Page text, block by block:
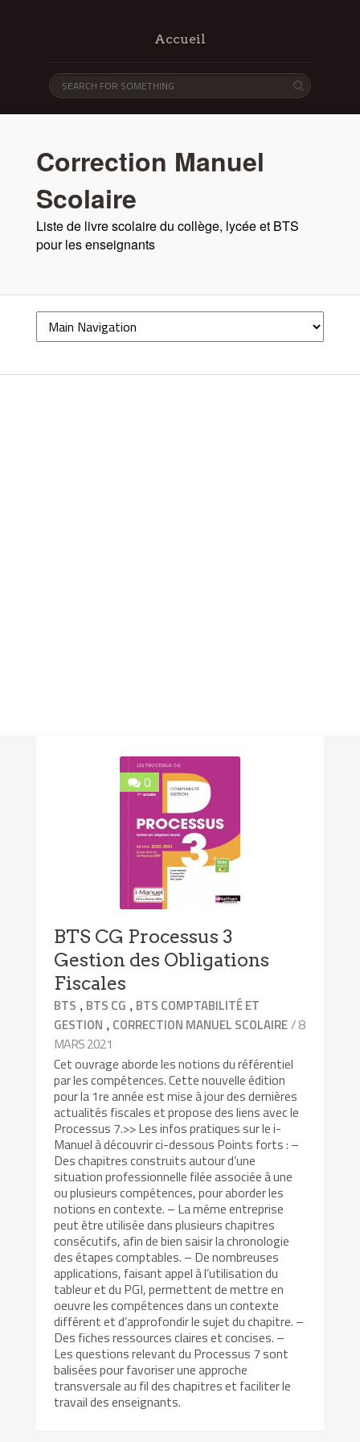
Accueil
Correction Manuel
Scolaire
Liste de livre scolaire du collège, lycée et BTS
pour les enseignants
0
BTS CG Processus 3
Gestion des Obligations
Fiscales
BTS , BTS CG , BTS COMPTABILITÉ ET
GESTION , CORRECTION MANUEL SCOLAIRE/ 8
MARS 2021
Cet ouvrage aborde les notions du référentiel
par les compétences. Cette nouvelle édition
pour la 1re année est mise à jour des dernières
actualités fiscales et propose des liens avec le
Processus 7.>> Les infos pratiques sur le i-
Manuel à découvrir ci-dessous Points forts : –
Des chapitres construits autour d’une
situation professionnelle filée associée à une
ou plusieurs compétences, pour aborder les
notions en contexte. – La même entreprise
peut être utilisée dans plusieurs chapitres
consécutifs, afin de bien saisir la chronologie
des étapes comptables. – De nombreuses
applications, faisant appel à l’utilisation du
tableur et du PGI, permettent de mettre en
oeuvre les compétences dans un contexte
différent et d’approfondir le sujet du chapitre. –
Des fiches ressources claires et concises. –
Les questions relevant du Processus 7 sont
balisées pour favoriser une approche
transversale au fil des chapitres et faciliter le
travail des enseignants.